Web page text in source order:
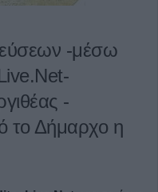
-μέσω
-
το Δήμαρχο η